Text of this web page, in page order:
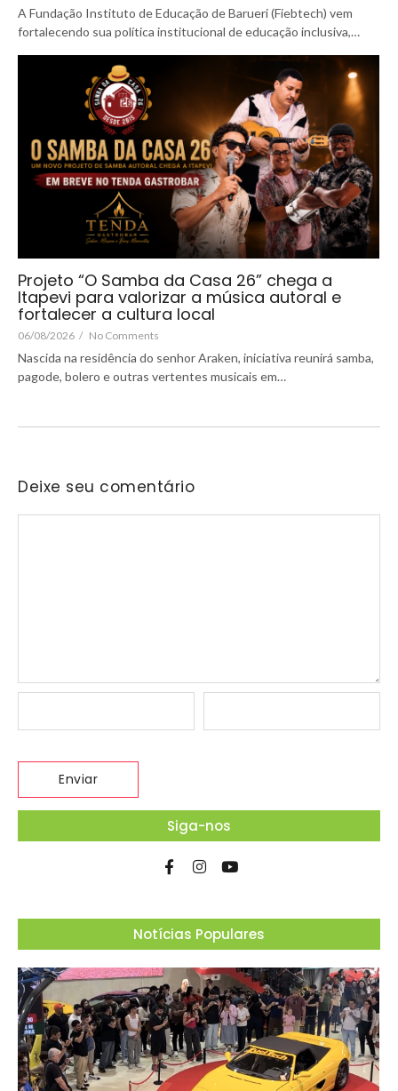
A Fundação Instituto de Educação de Barueri (Fiebtech) vem
fortalecendo sua política institucional de educação inclusiva,…
Projeto “O Samba da Casa 26” chega a
Itapevi para valorizar a música autoral e
fortalecer a cultura local
06/08/2026 / No Comments
Nascida na residência do senhor Araken, iniciativa reunirá samba,
pagode, bolero e outras vertentes musicais em…
Deixe seu comentário
Siga-nos
Notícias Populares